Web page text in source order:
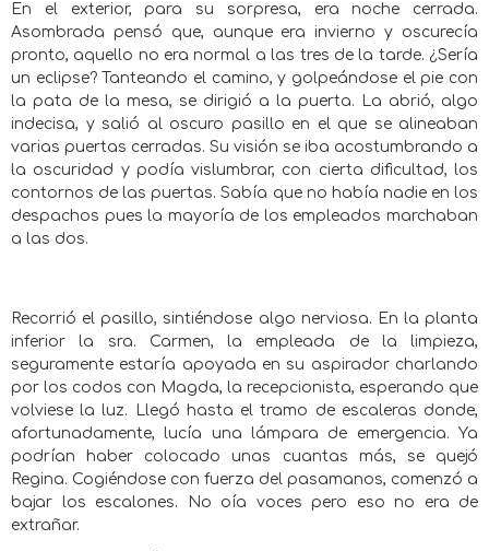
En el exterior, para su sorpresa, era noche cerrada.
Asombrada pensó que, aunque era invierno y oscurecía
pronto, aquello no era normal a las tres de la tarde. ¿Sería
un eclipse? Tanteando el camino, y golpeándose el pie con
la pata de la mesa, se dirigió a la puerta. La abrió, algo
indecisa, y salió al oscuro pasillo en el que se alineaban
varias puertas cerradas. Su visión se iba acostumbrando a
la oscuridad y podía vislumbrar, con cierta dificultad, los
contornos de las puertas. Sabía que no había nadie en los
despachos pues la mayoría de los empleados marchaban
a las dos.
Recorrió el pasillo, sintiéndose algo nerviosa. En la planta
inferior la sra. Carmen, la empleada de la limpieza,
seguramente estaría apoyada en su aspirador charlando
por los codos con Magda, la recepcionista, esperando que
volviese la luz. Llegó hasta el tramo de escaleras donde,
afortunadamente, lucía una lámpara de emergencia. Ya
podrían haber colocado unas cuantas más, se quejó
Regina. Cogiéndose con fuerza del pasamanos, comenzó a
bajar los escalones. No oía voces pero eso no era de
extrañar.